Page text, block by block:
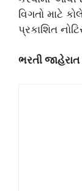
વિગતો માટે
પ્રકાશિત
ભરતી જાહેરાત